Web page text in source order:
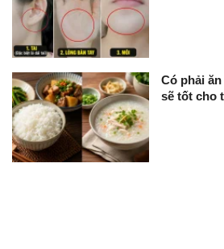
Có phải
sẽ tốt cho